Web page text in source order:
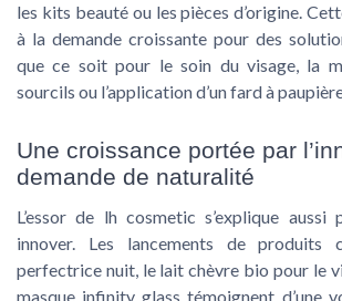
les kits beauté ou les pièces d’origine.
à la demande croissante pour des
que ce soit pour le soin du visage, la
sourcils ou l’application d’un fard à
Une croissance portée par
demande de naturalité
L’essor de lh cosmetic s’explique
innover. Les lancements de produits
perfectrice nuit, le lait chèvre bio pour le
masque infinity glass témoignent d’une